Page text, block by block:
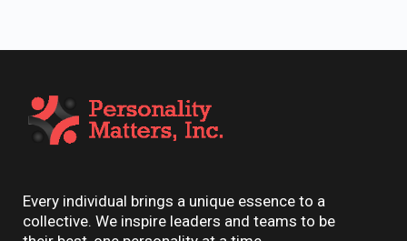
Every individual brings a unique essence to a
collective. We inspire leaders and teams to be